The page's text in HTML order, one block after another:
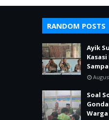
RANDOM POSTS
Ayik
Soal
Warga